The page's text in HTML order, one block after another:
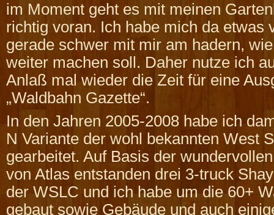
im Moment geht es mit meinen
richtig voran. Ich habe mich da etwas
gerade schwer mit mir am hadern,
weiter machen soll. Daher nutze ich
Anlaß mal wieder die Zeit für eine
„Waldbahn Gazette“.
In den Jahren 2005-2008 habe ich
N Variante der wohl bekannten West
gearbeitet. Auf Basis der
von Atlas entstanden drei 3-truck
der WSLC und ich habe um die 60+
gebaut sowie Gebäude und auch